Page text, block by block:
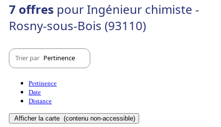
7 offres pour Ingénieur chimiste -
Rosny-sous-Bois (93110)
Trier par Pertinence
Pertinence
Date
Distance
Afficher la carte (contenu non-accessible)